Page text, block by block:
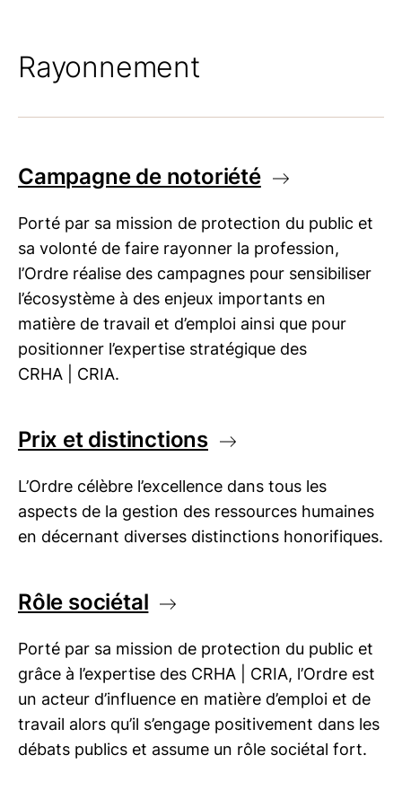
Rayonnement
Campagne de notoriété
Porté par sa mission de protection du public et
sa volonté de faire rayonner la profession,
l’Ordre réalise des campagnes pour sensibiliser
l’écosystème à des enjeux importants en
matière de travail et d’emploi ainsi que pour
positionner l’expertise stratégique des
CRHA | CRIA.
Prix et distinctions
L’Ordre célèbre l’excellence dans tous les
aspects de la gestion des ressources humaines
en décernant diverses distinctions honorifiques.
Rôle sociétal
Porté par sa mission de protection du public et
grâce à l’expertise des CRHA | CRIA, l’Ordre est
un acteur d’influence en matière d’emploi et de
travail alors qu’il s’engage positivement dans les
débats publics et assume un rôle sociétal fort.